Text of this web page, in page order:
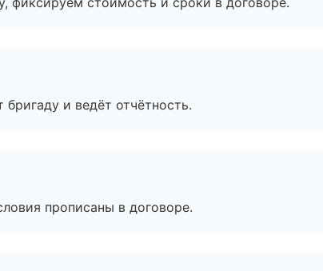
и ведёт отчётность.
прописаны в договоре.